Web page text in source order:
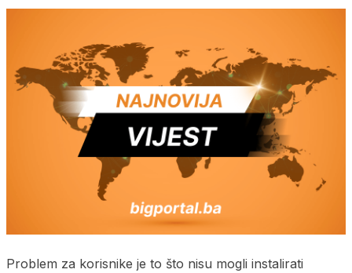
Problem za korisnike je to što nisu mogli instalirati